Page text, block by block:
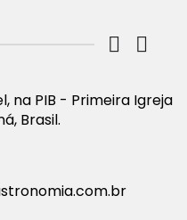
na PIB - Primeira Igreja
Brasil.